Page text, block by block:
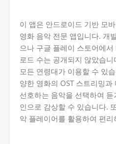
이 앱은 안드로이드 기반 모
영화 음악 전문 앱입니다. 개
으나 구글 플레이 스토어에
로드 수는 공개되지 않았습
모든 연령대가 이용할 수 있
양한 영화의 OST 스트리밍
선호하는 음악을 선택하여
인으로 감상할 수 있습니다.
악 플레이어를 활용하여 편